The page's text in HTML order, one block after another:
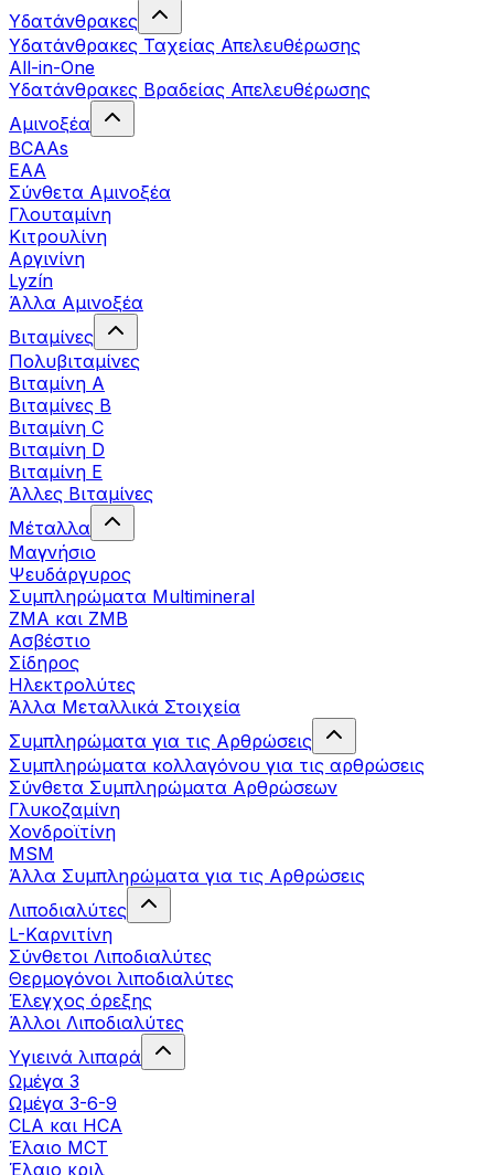
Υδατάνθρακες
Υδατάνθρακες Ταχείας Απελευθέρωσης
All-in-One
Υδατάνθρακες Βραδείας Απελευθέρωσης
Αμινοξέα
BCAAs
EAA
Σύνθετα Αμινοξέα
Γλουταμίνη
Κιτρουλίνη
Αργινίνη
Lyzín
Άλλα Αμινοξέα
Βιταμίνες
Πολυβιταμίνες
Βιταμίνη Α
Βιταμίνες Β
Βιταμίνη C
Βιταμίνη D
Βιταμίνη Ε
Άλλες Βιταμίνες
Μέταλλα
Μαγνήσιο
Ψευδάργυρος
Συμπληρώματα Multimineral
ZMA και ZMB
Ασβέστιο
Σίδηρος
Ηλεκτρολύτες
Άλλα Mεταλλικά Στοιχεία
Συμπληρώματα για τις Αρθρώσεις
Συμπληρώματα κολλαγόνου για τις αρθρώσεις
Σύνθετα Συμπληρώματα Αρθρώσεων
Γλυκοζαμίνη
Χονδροϊτίνη
MSM
Άλλα Συμπληρώματα για τις Αρθρώσεις
Λιποδιαλύτες
L-Kαρνιτίνη
Σύνθετοι Λιποδιαλύτες
Θερμογόνοι λιποδιαλύτες
Έλεγχος όρεξης
Άλλοι Λιποδιαλύτες
Υγιεινά λιπαρά
Ωμέγα 3
Ωμέγα 3-6-9
CLA και HCA
Έλαιο MCT
Έλαιο κριλ